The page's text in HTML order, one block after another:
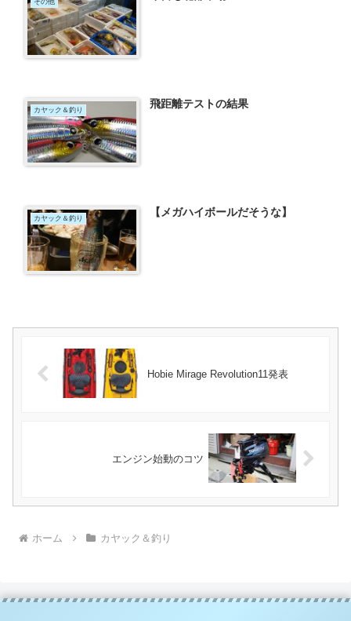
その他
カヤック＆釣り 飛距離テストの結果
カヤック＆釣り 【メガハイボールだそうな】
Hobie Mirage Revolution11発表
エンジン始動のコツ
ホーム カヤック＆釣り